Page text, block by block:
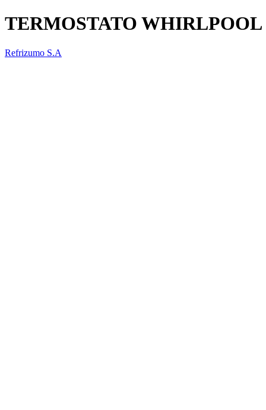
TERMOSTATO WHIRLPOOL
Refrizumo S.A